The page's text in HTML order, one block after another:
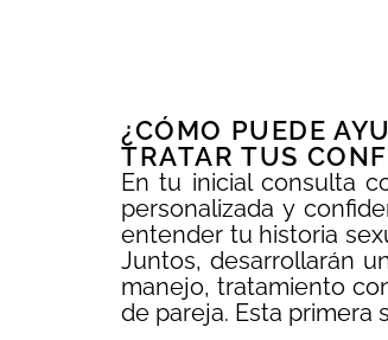
¿CÓMO PUEDE
TRATAR TUS
En tu inicial consulta
personalizada y
entender tu historia
Juntos, desarrollarán
manejo, tratamiento
de pareja. Esta primera